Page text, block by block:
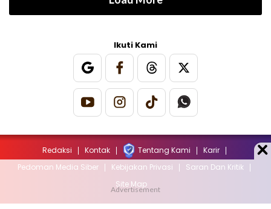
Ikuti Kami
Redaksi Kontak Tentang Kami
Karir
Pedoman Media Siber
Kebijakan Privasi
Saran Dan Kritik
Site Map